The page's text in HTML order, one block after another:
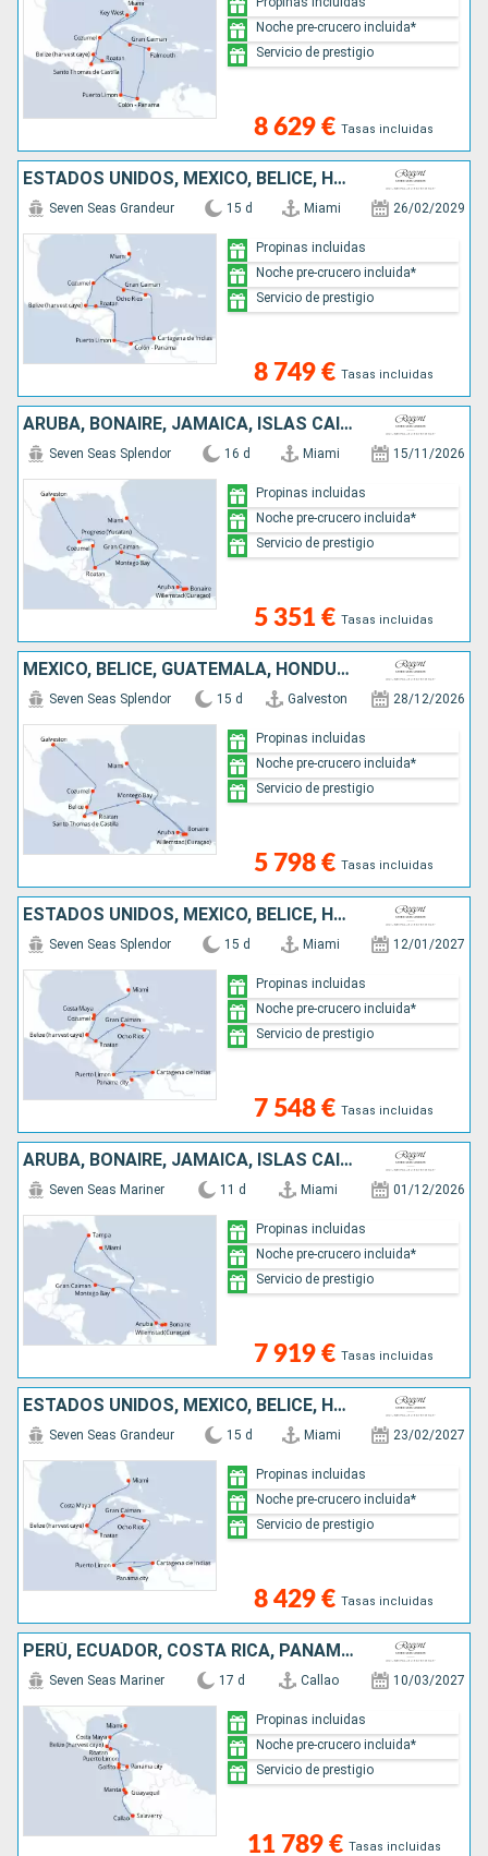
8 629 € Tasas incluidas
Noche pre-crucero incluida*
Servicio de prestigio
ESTADOS UNIDOS, MÉXICO, BELICE, HONDURAS, COSTA RICA, PANAMÁ, COLOMBIA, JAMAICA, ISLAS CAIMÁN
Seven Seas Grandeur 15 d Miami 26/02/2029
8 749 € Tasas incluidas
Propinas incluidas
Noche pre-crucero incluida*
Servicio de prestigio
ARUBA, BONAIRE, JAMAICA, ISLAS CAIMÁN, HONDURAS, MÉXICO, ESTADOS UNIDOS
Seven Seas Splendor 16 d Miami 15/11/2026
5 351 € Tasas incluidas
Propinas incluidas
Noche pre-crucero incluida*
Servicio de prestigio
MÉXICO, BELICE, GUATEMALA, HONDURAS, JAMAICA, ARUBA, BONAIRE, ESTADOS UNIDOS
Seven Seas Splendor 15 d Galveston 28/12/2026
5 798 € Tasas incluidas
Propinas incluidas
Noche pre-crucero incluida*
Servicio de prestigio
ESTADOS UNIDOS, MÉXICO, BELICE, HONDURAS, ISLAS CAIMÁN, JAMAICA, COSTA RICA, COLOMBIA, PANAMÁ
Seven Seas Splendor 15 d Miami 12/01/2027
7 548 € Tasas incluidas
Propinas incluidas
Noche pre-crucero incluida*
Servicio de prestigio
ARUBA, BONAIRE, JAMAICA, ISLAS CAIMÁN, ESTADOS UNIDOS
Seven Seas Mariner 11 d Miami 01/12/2026
7 919 € Tasas incluidas
Propinas incluidas
Noche pre-crucero incluida*
Servicio de prestigio
ESTADOS UNIDOS, MÉXICO, BELICE, HONDURAS, ISLAS CAIMÁN, JAMAICA, COSTA RICA, COLOMBIA, PANAMÁ
Seven Seas Grandeur 15 d Miami 23/02/2027
8 429 € Tasas incluidas
Propinas incluidas
Noche pre-crucero incluida*
Servicio de prestigio
PERÚ, ECUADOR, COSTA RICA, PANAMÁ, HONDURAS, BELICE, MÉXICO, ESTADOS UNIDOS
Seven Seas Mariner 17 d Callao 10/03/2027
11 789 € Tasas incluidas
Propinas incluidas
Noche pre-crucero incluida*
Servicio de prestigio